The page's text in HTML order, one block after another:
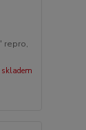
repro,
skladem